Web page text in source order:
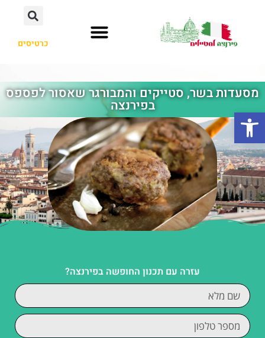
כרטיסים
מסעדות בשר, סטייקים והמבורגר שאסור לפספס
בפירנצה
עזרה עם תכנון החופשה בפירנצה?
פתח סרגל נגישות